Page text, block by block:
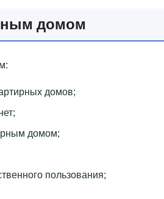
домом
домов;
домом;
пользования;